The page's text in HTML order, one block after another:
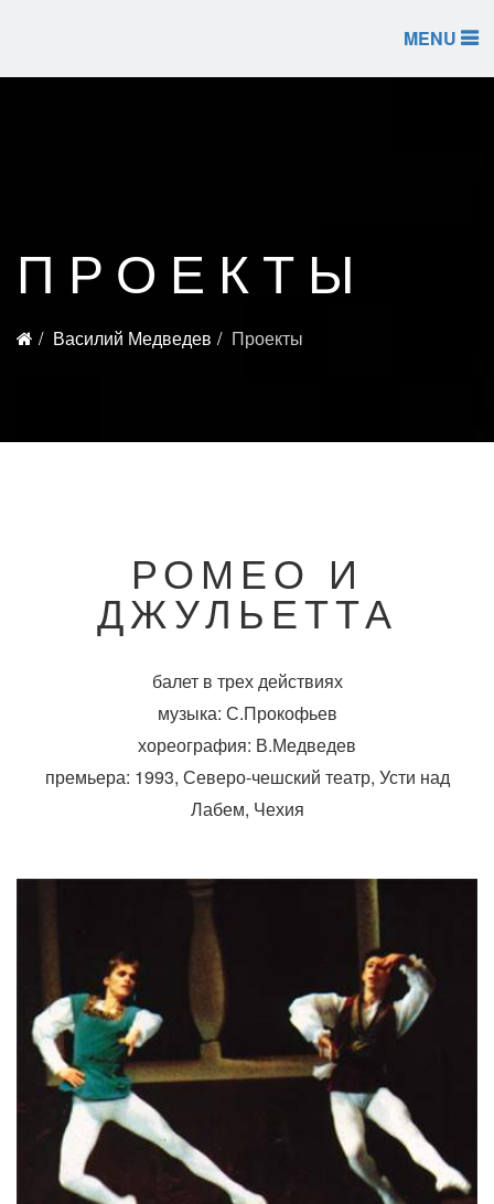
MENU
ПРОЕКТЫ
Василий Медведев Проекты
РОМЕО И
ДЖУЛЬЕТТА
балет в трех действиях
музыка: С.Прокофьев
хореография: В.Медведев
премьера: 1993, Северо-чешский театр, Усти над
Лабем, Чехия